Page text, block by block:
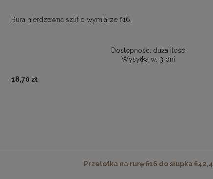
Rura nierdzewna szlif o wymiarze fi16.
Dostępność: duża ilość
Wysyłka w: 3 dni
18,70 zł
Przelotka na rurę fi16 do słupka fi42,4